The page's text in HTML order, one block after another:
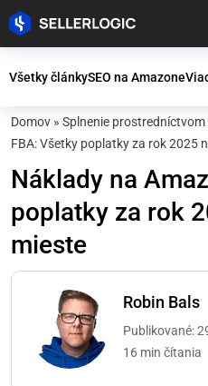
Všetky článkySEO na Amazone
Domov » Splnenie
FBA: Všetky poplatky za rok 2025
Náklady na
poplatky za rok
mieste
Robin Bals
Publikované:
16 min čítania